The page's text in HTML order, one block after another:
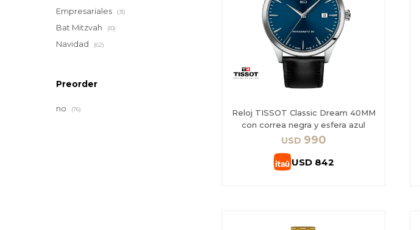
Reloj TISSOT Classic Dream 40MM
con correa negra y esfera azul
USD 990
USD 842
Empresariales (31)
Bat Mitzvah (10)
Navidad (62)
Preorder
no (76)